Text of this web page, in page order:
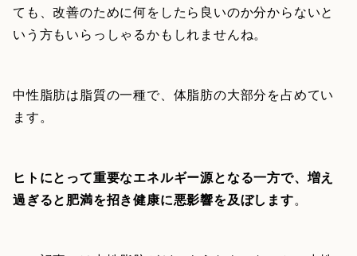
ても、改善のために何をしたら良いのか分からないと
いう方もいらっしゃるかもしれませんね。
中性脂肪は脂質の一種で、体脂肪の大部分を占めてい
ます。
ヒトにとって重要なエネルギー源となる一方で、増え
過ぎると肥満を招き健康に悪影響を及ぼします。